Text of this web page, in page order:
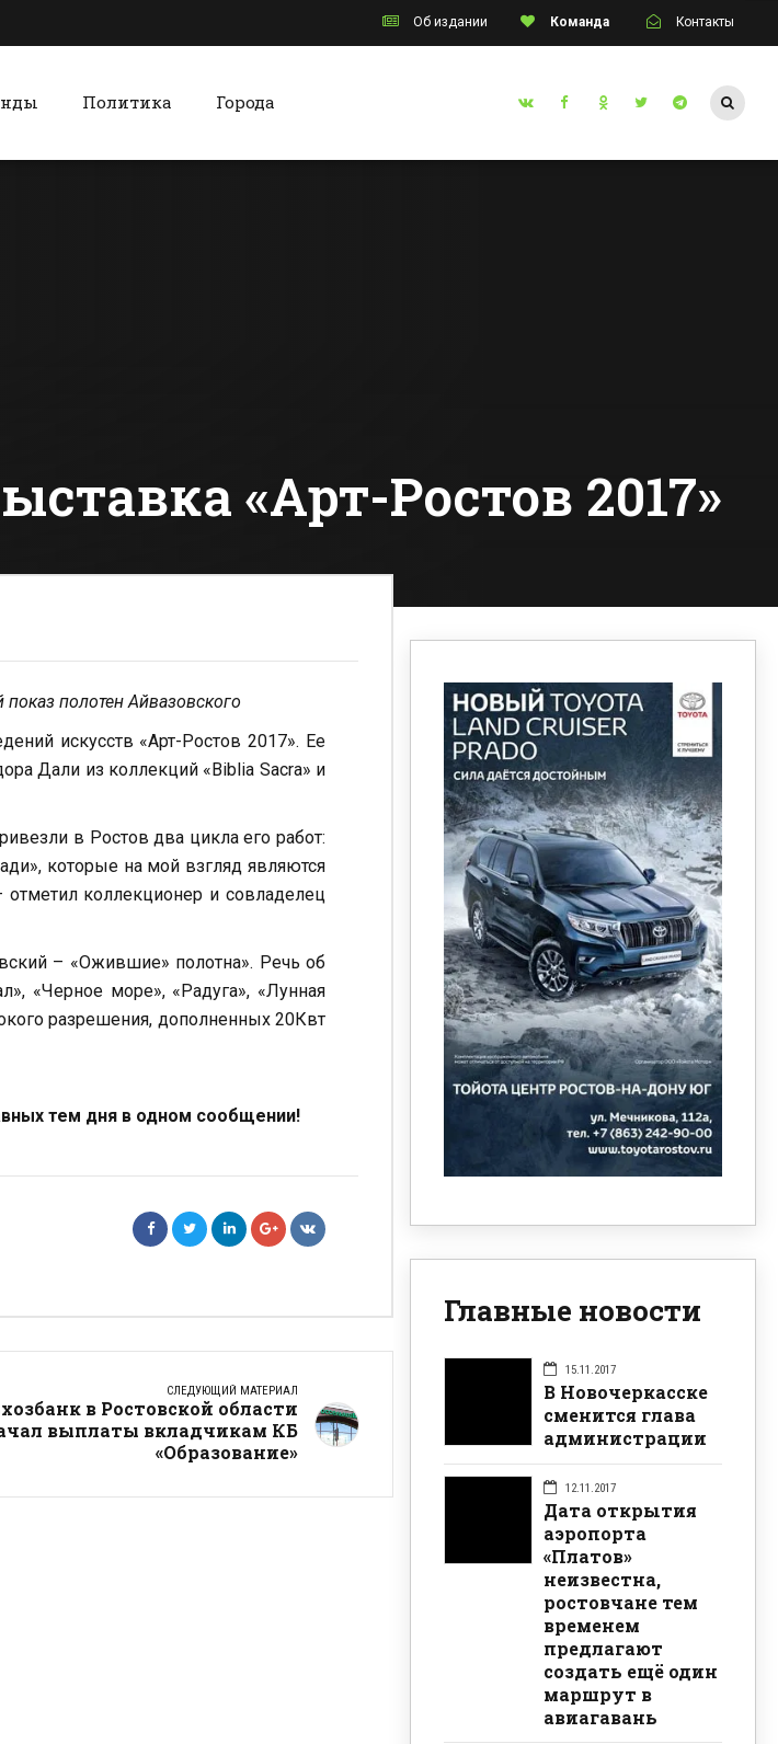
Об издании Команда Контакты
Политика Города
«Арт-Ростов 2017»
полотен Айвазовского
искусств «Арт-Ростов 2017». Ее
Дали из коллекций «Biblia Sacra» и
в Ростов два цикла его работ:
которые на мой взгляд являются
коллекционер и совладелец
– «Ожившие» полотна». Речь об
«Черное море», «Радуга», «Лунная
разрешения, дополненных 20Квт
тем дня в одном сообщении!
СЛЕДУЮЩИЙ МАТЕРИАЛ
в Ростовской области
выплаты вкладчикам КБ
«Образование»
Главные новости
15.11.2017
В Новочеркасске
сменится глава
администрации
12.11.2017
Дата открытия
аэропорта
«Платов»
неизвестна,
ростовчане тем
временем
предлагают
создать ещё один
маршрут в
авиагавань